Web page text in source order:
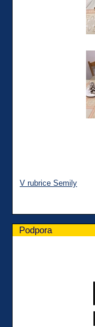
V rubrice Semily
Podpora